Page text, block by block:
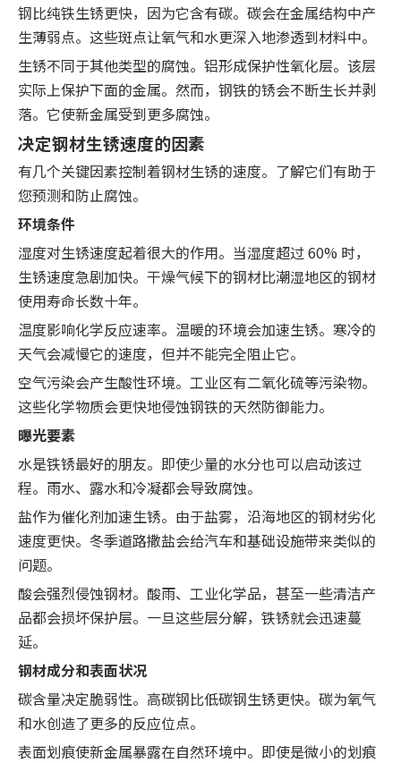
钢比纯铁生锈更快，因为它含有碳。碳会在金属结构中产
生薄弱点。这些斑点让氧气和水更深入地渗透到材料中。
生锈不同于其他类型的腐蚀。铝形成保护性氧化层。该层
实际上保护下面的金属。然而，钢铁的锈会不断生长并剥
落。它使新金属受到更多腐蚀。
决定钢材生锈速度的因素
有几个关键因素控制着钢材生锈的速度。了解它们有助于
您预测和防止腐蚀。
环境条件
湿度对生锈速度起着很大的作用。当湿度超过 60% 时，
生锈速度急剧加快。干燥气候下的钢材比潮湿地区的钢材
使用寿命长数十年。
温度影响化学反应速率。温暖的环境会加速生锈。寒冷的
天气会减慢它的速度，但并不能完全阻止它。
空气污染会产生酸性环境。工业区有二氧化硫等污染物。
这些化学物质会更快地侵蚀钢铁的天然防御能力。
曝光要素
水是铁锈最好的朋友。即使少量的水分也可以启动该过
程。雨水、露水和冷凝都会导致腐蚀。
盐作为催化剂加速生锈。由于盐雾，沿海地区的钢材劣化
速度更快。冬季道路撒盐会给汽车和基础设施带来类似的
问题。
酸会强烈侵蚀钢材。酸雨、工业化学品，甚至一些清洁产
品都会损坏保护层。一旦这些层分解，铁锈就会迅速蔓
延。
钢材成分和表面状况
碳含量决定脆弱性。高碳钢比低碳钢生锈更快。碳为氧气
和水创造了更多的反应位点。
表面划痕使新金属暴露在自然环境中。即使是微小的划痕